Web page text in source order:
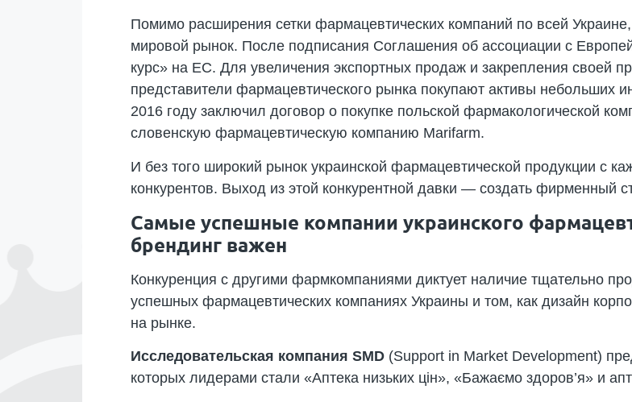
Помимо расширения сетки фармацевтических компаний по всей
мировой рынок. После подписания Соглашения об ассоциации с
курс» на ЕС. Для увеличения экспортных продаж и закрепления своей
представители фармацевтического рынка покупают активы небольших
2016 году заключил договор о покупке польской фармакологической
словенскую фармацевтическую компанию Marifarm.
И без того широкий рынок украинской фармацевтической продукции с
конкурентов. Выход из этой конкурентной давки — создать фирменный
Самые успешные компании украинского
брендинг важен
Конкуренция с другими фармкомпаниями диктует наличие тщательно
успешных фармацевтических компаниях Украины и том, как дизайн
на рынке.
Исследовательская компания SMD (Support in Market Development)
которых лидерами стали «Аптека низьких цін», «Бажаємо здоров’я» и